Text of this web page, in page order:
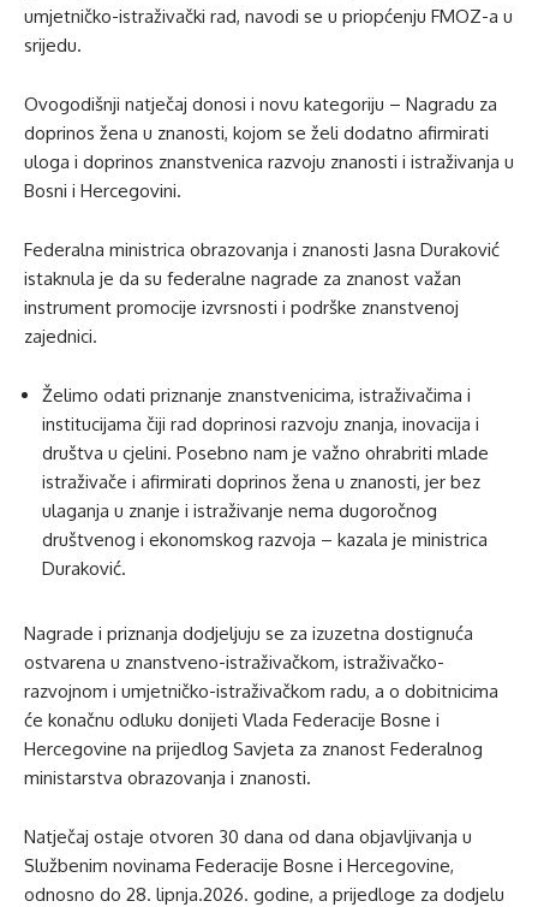
umjetničko-istraživački rad, navodi se u priopćenju FMOZ-a u
srijedu.
Ovogodišnji natječaj donosi i novu kategoriju – Nagradu za
doprinos žena u znanosti, kojom se želi dodatno afirmirati
uloga i doprinos znanstvenica razvoju znanosti i istraživanja u
Bosni i Hercegovini.
Federalna ministrica obrazovanja i znanosti Jasna Duraković
istaknula je da su federalne nagrade za znanost važan
instrument promocije izvrsnosti i podrške znanstvenoj
zajednici.
Želimo odati priznanje znanstvenicima, istraživačima i
institucijama čiji rad doprinosi razvoju znanja, inovacija i
društva u cjelini. Posebno nam je važno ohrabriti mlade
istraživače i afirmirati doprinos žena u znanosti, jer bez
ulaganja u znanje i istraživanje nema dugoročnog
društvenog i ekonomskog razvoja – kazala je ministrica
Duraković.
Nagrade i priznanja dodjeljuju se za izuzetna dostignuća
ostvarena u znanstveno-istraživačkom, istraživačko-
razvojnom i umjetničko-istraživačkom radu, a o dobitnicima
će konačnu odluku donijeti Vlada Federacije Bosne i
Hercegovine na prijedlog Savjeta za znanost Federalnog
ministarstva obrazovanja i znanosti.
Natječaj ostaje otvoren 30 dana od dana objavljivanja u
Službenim novinama Federacije Bosne i Hercegovine,
odnosno do 28. lipnja.2026. godine, a prijedloge za dodjelu